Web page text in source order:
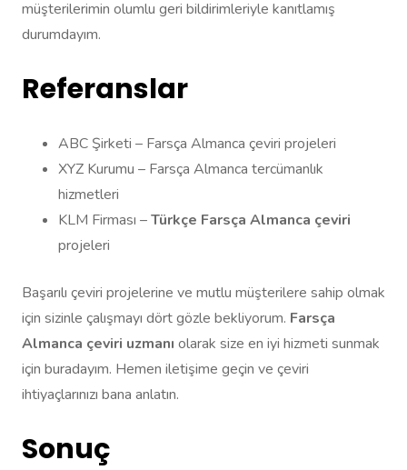
müşterilerimin olumlu geri bildirimleriyle kanıtlamış
durumdayım.
Referanslar
ABC Şirketi – Farsça Almanca çeviri projeleri
XYZ Kurumu – Farsça Almanca tercümanlık
hizmetleri
KLM Firması –Türkçe Farsça Almanca çeviri
projeleri
Başarılı çeviri projelerine ve mutlu müşterilere sahip olmak
için sizinle çalışmayı dört gözle bekliyorum. Farsça
Almanca çeviri uzmanı olarak size en iyi hizmeti sunmak
için buradayım. Hemen iletişime geçin ve çeviri
ihtiyaçlarınızı bana anlatın.
Sonuç